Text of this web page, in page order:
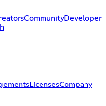
CommunityDeveloper
LicensesCompany